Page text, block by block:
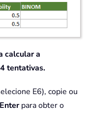
calcular a
tentativas.
E6), copie ou
Enterpara obter o